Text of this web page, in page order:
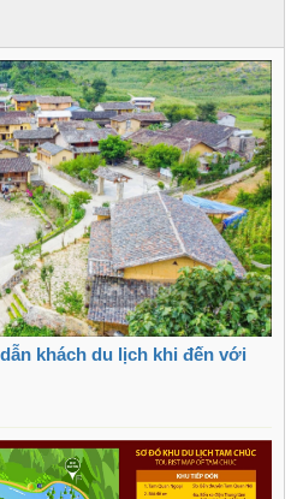
khách du lịch khi đến với